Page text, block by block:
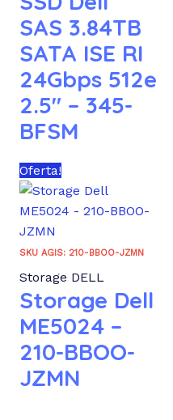
SAS 3.84TB
SATA ISE RI
24Gbps 512e
2.5″ – 345-
BFSM
Oferta!
SKU AGIS: 210-BBOO-JZMN
Storage DELL
Storage Dell
ME5024 –
210-BBOO-
JZMN